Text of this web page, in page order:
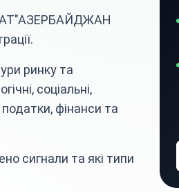
ринку та
соціальні,
фінанси та
сигнали та які типи